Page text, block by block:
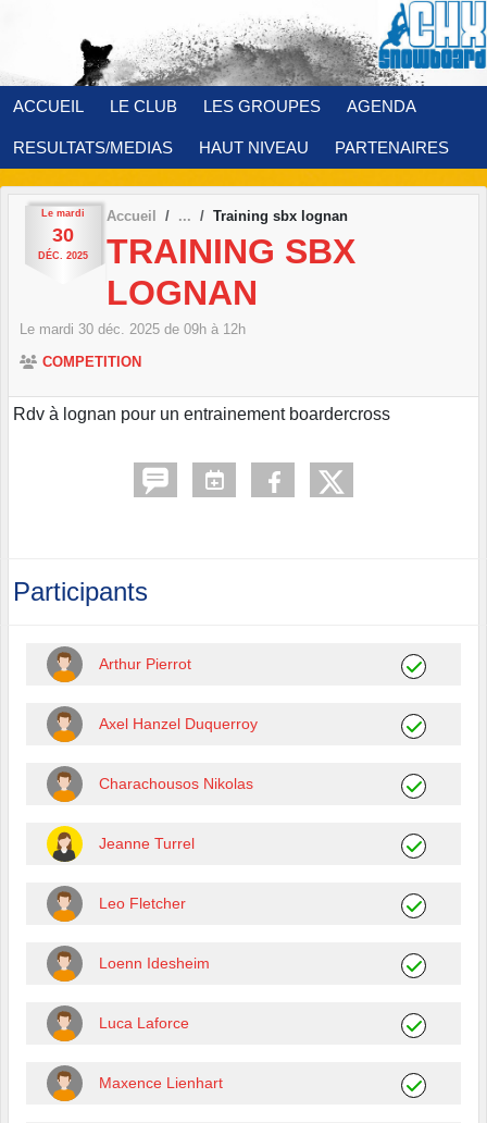
ACCUEIL LE CLUB LES GROUPES AGENDA
RESULTATS/MEDIAS HAUT NIVEAU PARTENAIRES
Le mardi
30
DÉC. 2025
Accueil Training sbx lognan
TRAINING SBX
LOGNAN
Le mardi 30 déc. 2025 de 09h à 12h
COMPETITION
Rdv à lognan pour un entrainement boardercross
Participants
Arthur Pierrot
Axel Hanzel Duquerroy
Charachousos Nikolas
Jeanne Turrel
Leo Fletcher
Loenn Idesheim
Luca Laforce
Maxence Lienhart